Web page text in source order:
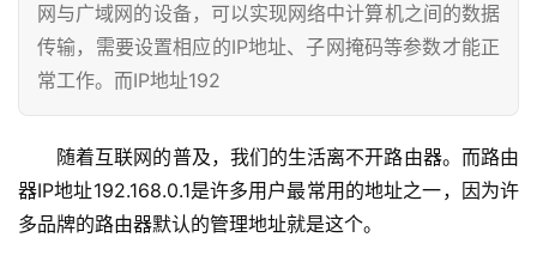
路
由
器
设
网与广域网的设备，可以实现网络中计算机之间的数据
传输，需要设置相应的IP地址、子网掩码等参数才能正
常工作。而IP地址192
随着互联网的普及，我们的生活离不开路由器。而路由
器IP地址192.168.0.1是许多用户最常用的地址之一，因为许
多品牌的路由器默认的管理地址就是这个。